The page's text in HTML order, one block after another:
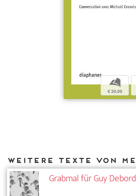
b
€ 20,00
Grabmal für Guy Debord